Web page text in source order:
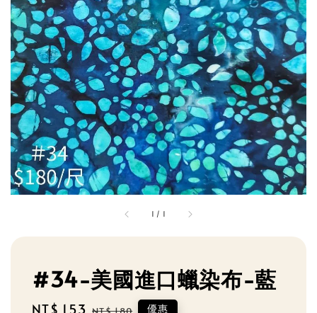
1 / 1
#34-美國進口蠟染布-藍
Sale
NT$ 153 Regular
優惠